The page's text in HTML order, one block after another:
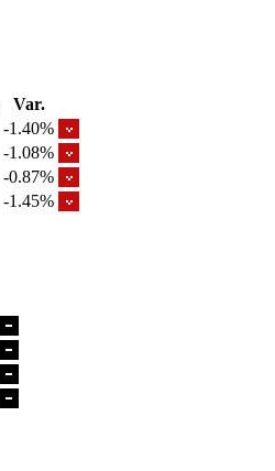
Var.
-1.40%
-1.08%
-0.87%
-1.45%